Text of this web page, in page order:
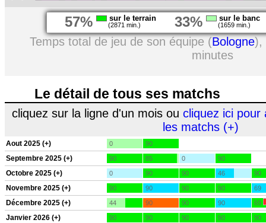
57% sur le terrain
(2871 min.) 33% sur le banc
(1659 min.)
Temps total de jeu de son équipe (Bologne),
minutes
Le détail de tous ses matchs
cliquez sur la ligne d'un mois ou cliquez ici pour
les matchs (+)
Aout 2025 (+) 0 90
Septembre 2025 (+) 90 85 0 90
Octobre 2025 (+) 0 90 90 46 90
Novembre 2025 (+) 90 90 90 90 69
Décembre 2025 (+) 44 90 90 90 69
Janvier 2026 (+) 90 90 90 90 90